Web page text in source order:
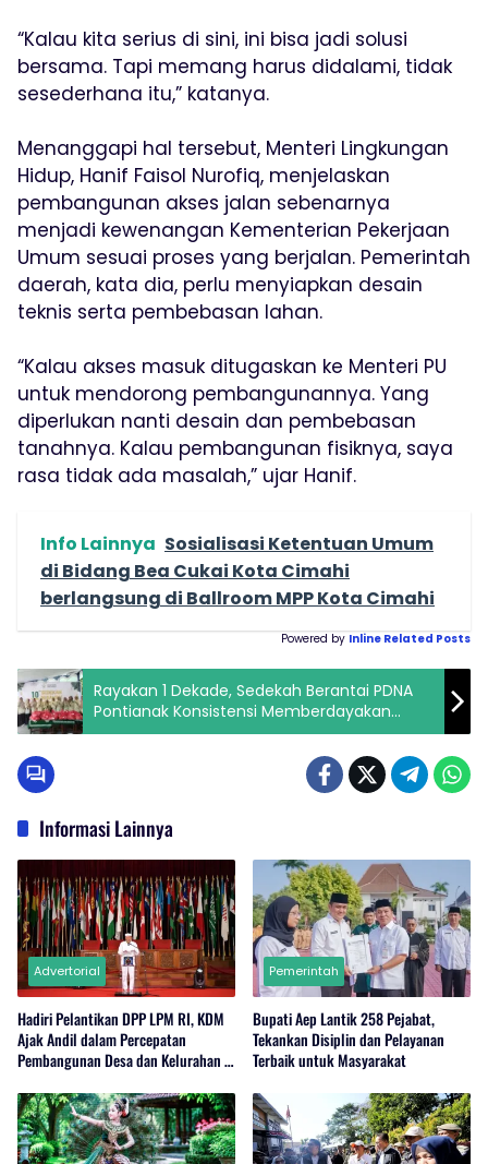
“Kalau kita serius di sini, ini bisa jadi solusi
bersama. Tapi memang harus didalami, tidak
sesederhana itu,” katanya.
Menanggapi hal tersebut, Menteri Lingkungan
Hidup, Hanif Faisol Nurofiq, menjelaskan
pembangunan akses jalan sebenarnya
menjadi kewenangan Kementerian Pekerjaan
Umum sesuai proses yang berjalan. Pemerintah
daerah, kata dia, perlu menyiapkan desain
teknis serta pembebasan lahan.
“Kalau akses masuk ditugaskan ke Menteri PU
untuk mendorong pembangunannya. Yang
diperlukan nanti desain dan pembebasan
tanahnya. Kalau pembangunan fisiknya, saya
rasa tidak ada masalah,” ujar Hanif.
Info Lainnya Sosialisasi Ketentuan Umum
di Bidang Bea Cukai Kota Cimahi
berlangsung di Ballroom MPP Kota Cimahi
Powered by Inline Related Posts
Rayakan 1 Dekade, Sedekah Berantai PDNA
Pontianak Konsistensi Memberdayakan
Dhuafa di Bulan Ramadan
Informasi Lainnya
Advertorial
Hadiri Pelantikan DPP LPM RI, KDM
Ajak Andil dalam Percepatan
Pembangunan Desa dan Kelurahan di
Pemerintah
Bupati Aep Lantik 258 Pejabat,
Tekankan Disiplin dan Pelayanan
Terbaik untuk Masyarakat